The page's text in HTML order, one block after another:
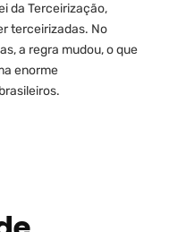
da Terceirização,
terceirizadas. No
a regra mudou, o que
enorme